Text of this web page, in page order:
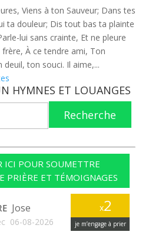
Viens à ton Sauveur; Dans tes
ta douleur; Dis tout bas ta plainte
lui sans crainte, Et ne pleure
À ce tendre ami, Ton
deuil, ton souci. Il aime,...
HYMNES ET LOUANGES
Recherche
ICI POUR SOUMETTRE
PRIÈRE ET TÉMOIGNAGES
x2
je m’engage à prier
Jose
06-08-2026